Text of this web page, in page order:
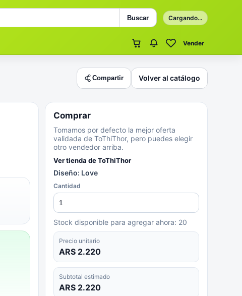
Buscar Cargando...
Vender
Compartir Volver al catálogo
Comprar
Tomamos por defecto la mejor oferta
validada de ToThiThor, pero puedes elegir
otro vendedor arriba.
Ver tienda deToThiThor
Diseño: Love
Cantidad
Stock disponible para agregar ahora: 20
Precio unitario
ARS 2.220
Subtotal estimado
ARS 2.220